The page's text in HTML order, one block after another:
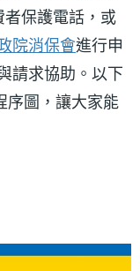
保護電話，或
院消保會進行申
請求協助。以下
序圖，讓大家能